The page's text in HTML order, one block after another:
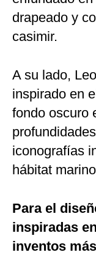
drapeado y
casimir.
A su lado,
inspirado en
fondo oscuro
iconografías
hábitat
Para el
inspiradas
inventos